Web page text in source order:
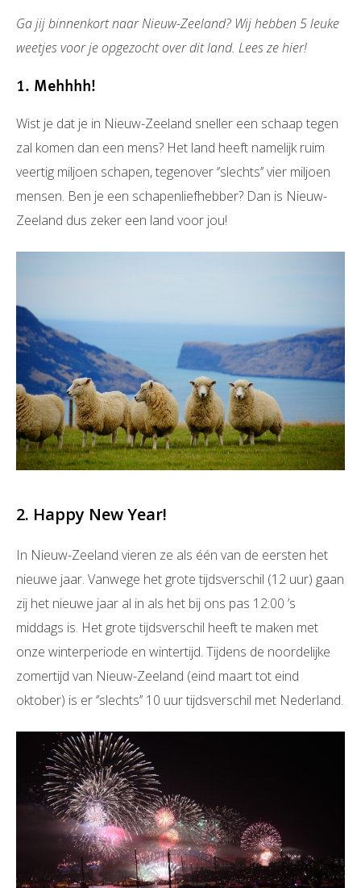
Ga jij binnenkort naar Nieuw-Zeeland? Wij hebben 5 leuke
weetjes voor je opgezocht over dit land. Lees ze hier!
1. Mehhhh!
Wist je dat je in Nieuw-Zeeland sneller een schaap tegen
zal komen dan een mens? Het land heeft namelijk ruim
veertig miljoen schapen, tegenover ‘’slechts’’ vier miljoen
mensen. Ben je een schapenliefhebber? Dan is Nieuw-
Zeeland dus zeker een land voor jou!
2. Happy New Year!
In Nieuw-Zeeland vieren ze als één van de eersten het
nieuwe jaar. Vanwege het grote tijdsverschil (12 uur) gaan
zij het nieuwe jaar al in als het bij ons pas 12:00 ’s
middags is. Het grote tijdsverschil heeft te maken met
onze winterperiode en wintertijd. Tijdens de noordelijke
zomertijd van Nieuw-Zeeland (eind maart tot eind
oktober) is er ‘’slechts’’ 10 uur tijdsverschil met Nederland.